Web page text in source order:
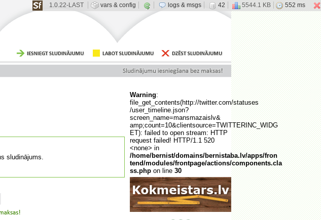
Warning:
file_get_contents(http://twitter.com/statuses
/user_timeline.json?
screen_name=mansmazaislv&
amp;count=10&clientsource=TWITTERINC_WIDG
ET): failed to open stream: HTTP
request failed! HTTP/1.1 520
<none> in
/home/bernist/domains/bernistaba.lv/apps/fron
tend/modules/frontpage/actions/components.cla
ss.php on line 30
sludinājums.
1.0.22-LAST vars & config logs & msgs 42 5544.1 KB 552 ms